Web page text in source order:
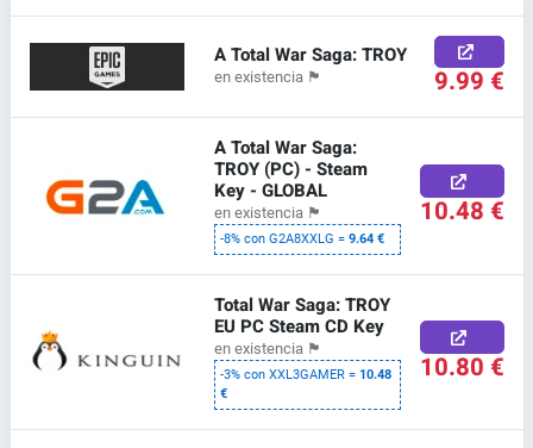
A Total War Saga: TROY
en existencia 🏴 9.99 €
A Total War Saga:
TROY (PC) - Steam
Key - GLOBAL
en existencia 🏴
-8% con G2A8XXLG =9.64 €
10.48 €
Total War Saga: TROY
EU PC Steam CD Key
en existencia 🏴
-3% con XXL3GAMER =10.48
€
10.80 €